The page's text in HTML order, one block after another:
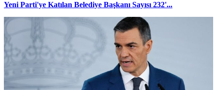
Yeni Parti'ye Katılan Belediye Başkanı Sayısı 232'...